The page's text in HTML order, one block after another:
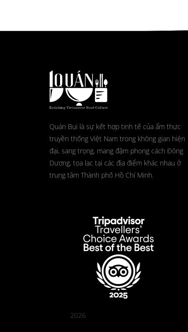
Quán Bụi là sự kết hợp tinh tế của ẩm thực
truyền thống Việt Nam trong không gian hiện
đại, sang trọng, mang đậm phong cách Đông
Dương, tọa lạc tại các địa điểm khác nhau ở
trung tâm Thành phố Hồ Chí Minh.
2026